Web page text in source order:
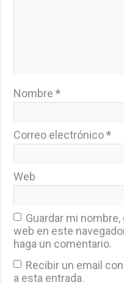
Nombre*
Correo electrónico*
Web
Guardar mi
web en este
haga un comentario.
Recibir un email
a esta entrada.